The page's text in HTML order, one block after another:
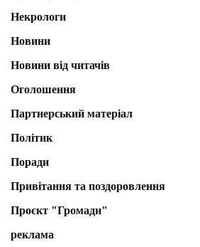
Некрологи
Новини
Новини від читачів
Оголошення
Партнерський матеріал
Політик
Поради
Привітання та поздоровлення
Проєкт "Громади"
реклама